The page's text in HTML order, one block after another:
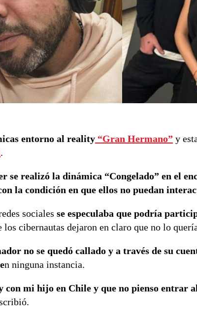
entorno al reality “Gran Hermano” y
.
se realizó la dinámica “Congelado” en el
la condición en que ellos no puedan
sociales se especulaba que podría
los cibernautas dejaron en claro que no lo
no se quedó callado y a través de su
n ninguna instancia.
con mi hijo en Chile y que no pienso entrar